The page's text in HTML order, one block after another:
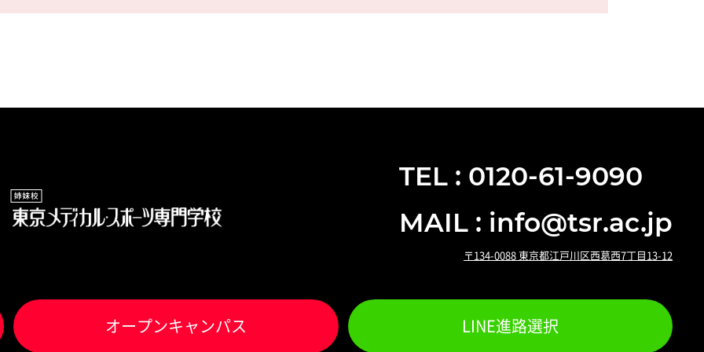
TEL : 0120-61-9090
MAIL : info@tsr.ac.jp
〒134-0088 東京都江戸川区西葛西7丁目13-12
オープンキャンパス LINE進路選択